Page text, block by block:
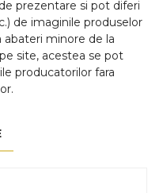
prezentare si pot diferi
de imaginile produselor
minore de la
site, acestea se pot
producatorilor fara